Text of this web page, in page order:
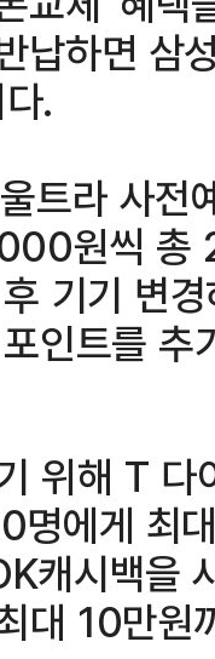
납하면 삼
.
트라 사전
원씩 총
기기 변
인트를 추
위해 T 다
에게 최
캐시백을
대 10만